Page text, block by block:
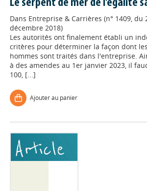
Le serpent de mer de l'égalité
Dans Entreprise & Carrières (n° 1409, du
décembre 2018)
Les autorités ont finalement établi un
critères pour déterminer la façon dont
hommes sont traités dans l'entreprise.
à des amendes au 1er janvier 2023, il
100, [...]
Ajouter au panier